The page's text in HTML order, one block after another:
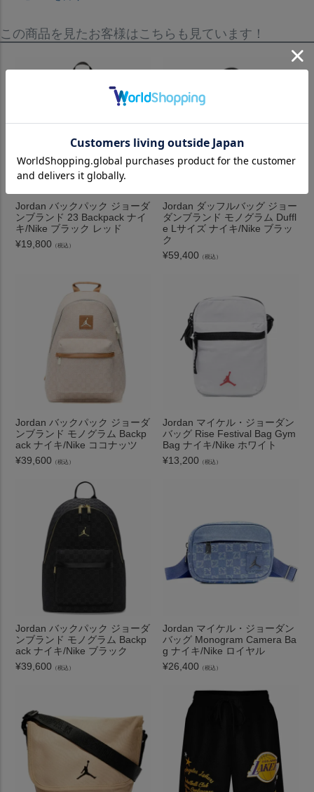
この商品を見たお客様はこちらも見ています！
Jordan バックパック ジョーダ
ンブランド 23 Backpack ナイ
キ/Nike ブラック レッド
¥19,800 （税込）
Jordan ダッフルバッグ ジョー
ダンブランド モノグラム Duffl
e Lサイズ ナイキ/Nike ブラッ
ク
¥59,400 （税込）
Jordan バックパック ジョーダ
ンブランド モノグラム Backp
ack ナイキ/Nike ココナッツ
¥39,600 （税込）
Jordan マイケル・ジョーダン
バッグ Rise Festival Bag Gym
Bag ナイキ/Nike ホワイト
¥13,200 （税込）
Jordan バックパック ジョーダ
ンブランド モノグラム Backp
ack ナイキ/Nike ブラック
¥39,600 （税込）
Jordan マイケル・ジョーダン
バッグ Monogram Camera Ba
g ナイキ/Nike ロイヤル
¥26,400 （税込）